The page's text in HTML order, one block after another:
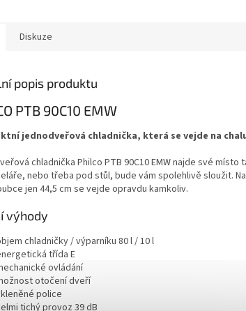
Diskuze
popis produktu
PTB 90C10 EMW
jednodveřová chladnička, která se vejde na
chladnička Philco PTB 90C10 EMW najde své
nebo třeba pod stůl, bude vám spolehlivě sloužit.
jen 44,5 cm se vejde opravdu kamkoliv.
výhody
chladničky / výparníku 80 l / 10 l
třída E
ovládání
otočení dveří
police
tichý provoz 39 dB